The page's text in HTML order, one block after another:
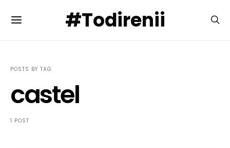
#Todirenii
POSTS BY TAG
castel
1 POST